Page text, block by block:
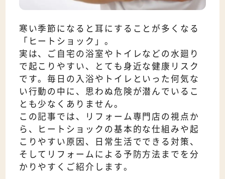
寒い季節になると耳にすることが多くなる
「ヒートショック」。
実は、ご自宅の浴室やトイレなどの水廻り
で起こりやすい、とても身近な健康リスク
です。毎日の入浴やトイレといった何気な
い行動の中に、思わぬ危険が潜んでいるこ
とも少なくありません。
この記事では、リフォーム専門店の視点か
ら、ヒートショックの基本的な仕組みや起
こりやすい原因、日常生活でできる対策、
そしてリフォームによる予防方法までを分
かりやすくご紹介します。